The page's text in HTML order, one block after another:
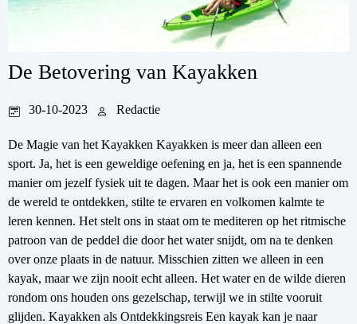
De Betovering van Kayakken
30-10-2023 Redactie
De Magie van het Kayakken Kayakken is meer dan alleen een
sport. Ja, het is een geweldige oefening en ja, het is een spannende
manier om jezelf fysiek uit te dagen. Maar het is ook een manier om
de wereld te ontdekken, stilte te ervaren en volkomen kalmte te
leren kennen. Het stelt ons in staat om te mediteren op het ritmische
patroon van de peddel die door het water snijdt, om na te denken
over onze plaats in de natuur. Misschien zitten we alleen in een
kayak, maar we zijn nooit echt alleen. Het water en de wilde dieren
rondom ons houden ons gezelschap, terwijl we in stilte vooruit
glijden. Kayakken als Ontdekkingsreis Een kayak kan je naar